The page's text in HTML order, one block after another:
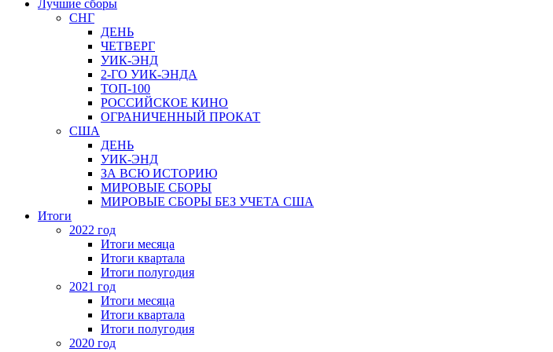
Лучшие сборы
СНГ
ДЕНЬ
ЧЕТВЕРГ
УИК-ЭНД
2-ГО УИК-ЭНДА
ТОП-100
РОССИЙСКОЕ КИНО
ОГРАНИЧЕННЫЙ ПРОКАТ
США
ДЕНЬ
УИК-ЭНД
ЗА ВСЮ ИСТОРИЮ
МИРОВЫЕ СБОРЫ
МИРОВЫЕ СБОРЫ БЕЗ УЧЕТА США
Итоги
2022 год
Итоги месяца
Итоги квартала
Итоги полугодия
2021 год
Итоги месяца
Итоги квартала
Итоги полугодия
2020 год